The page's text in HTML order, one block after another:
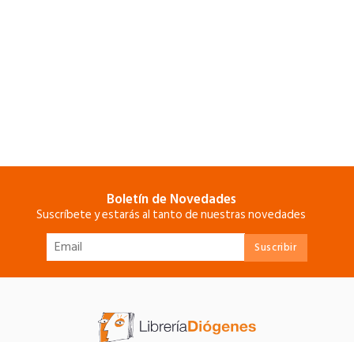
Boletín de Novedades
Suscríbete y estarás al tanto de nuestras novedades